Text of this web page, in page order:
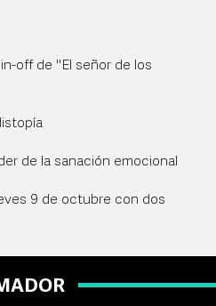
off de "El señor de los
de la sanación emocional
9 de octubre con dos